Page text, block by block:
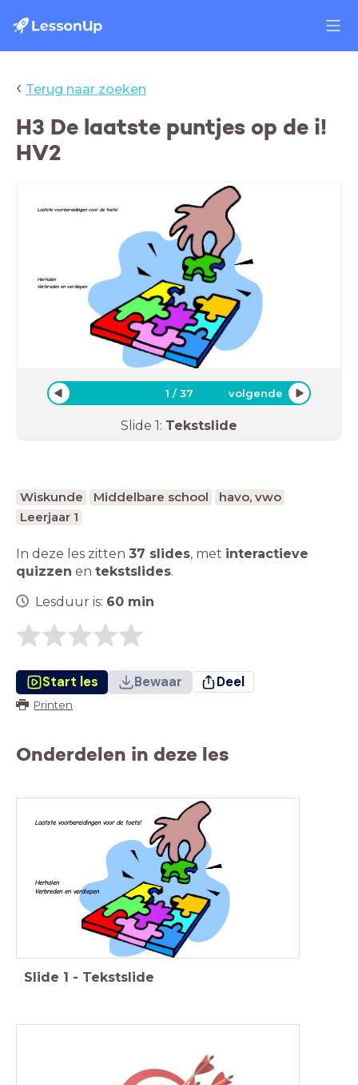
‹ Terug naar zoeken
H3 De laatste puntjes op de i!
HV2
Herhalen
Verbreden en verdiepen
Laatste voorbereidingen voor de toets!
1 /37 volgende
Slide 1: Tekstslide
Wiskunde Middelbare school
havo, vwo
Leerjaar 1
In deze les zitten 37 slides, met interactieve
quizzen en tekstslides.
Lesduur is: 60 min
Start les Bewaar Deel
Printen
Onderdelen in deze les
Herhalen
Verbreden en verdiepen
Laatste voorbereidingen voor de toets!
Slide 1 - Tekstslide